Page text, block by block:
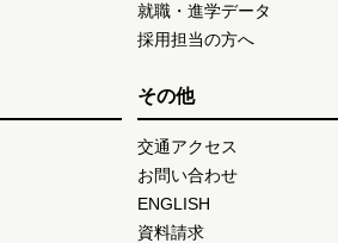
就職・進学データ
採用担当の方へ
その他
交通アクセス
お問い合わせ
ENGLISH
資料請求